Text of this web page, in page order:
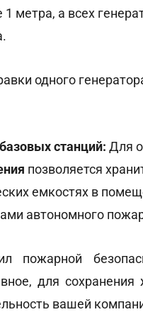
метра, а всех
одного
станций: Для
позволяется
емкостях в
автономного
пожарной
для
вашей